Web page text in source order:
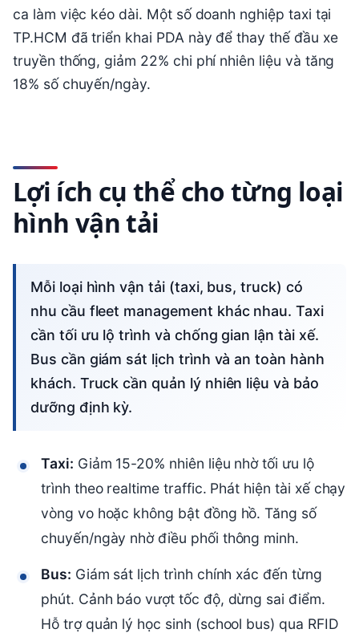
ca làm việc kéo dài. Một số doanh nghiệp taxi tại
TP.HCM đã triển khai PDA này để thay thế đầu xe
truyền thống, giảm 22% chi phí nhiên liệu và tăng
18% số chuyến/ngày.
Lợi ích cụ thể cho từng loại
hình vận tải
Mỗi loại hình vận tải (taxi, bus, truck) có
nhu cầu fleet management khác nhau. Taxi
cần tối ưu lộ trình và chống gian lận tài xế.
Bus cần giám sát lịch trình và an toàn hành
khách. Truck cần quản lý nhiên liệu và bảo
dưỡng định kỳ.
Taxi: Giảm 15-20% nhiên liệu nhờ tối ưu lộ
trình theo realtime traffic. Phát hiện tài xế chạy
vòng vo hoặc không bật đồng hồ. Tăng số
chuyến/ngày nhờ điều phối thông minh.
Bus: Giám sát lịch trình chính xác đến từng
phút. Cảnh báo vượt tốc độ, dừng sai điểm.
Hỗ trợ quản lý học sinh (school bus) qua RFID